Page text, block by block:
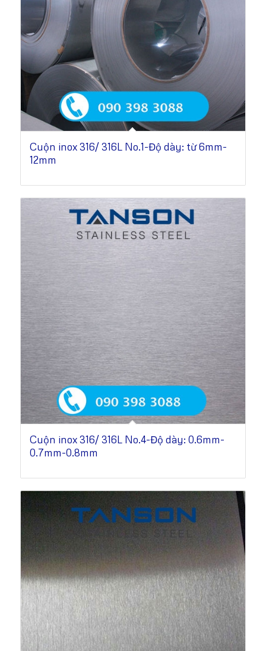
Cuộn inox 316/ 316L No.1-Độ dày: từ 6mm-
12mm
Cuộn inox 316/ 316L No.4-Độ dày: 0.6mm-
0.7mm-0.8mm